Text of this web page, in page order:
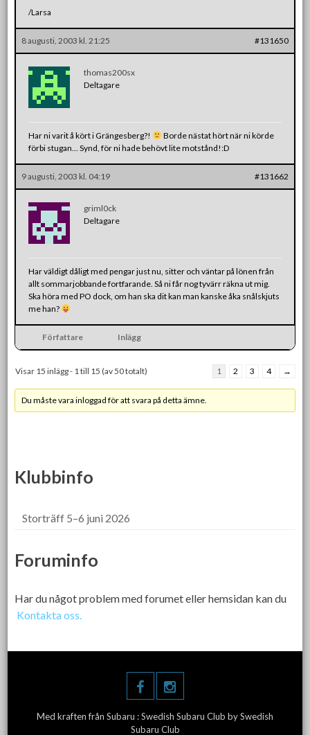
/Larsa
8 augusti, 2003 kl. 21:25 #131650
thomas200sx
Deltagare
Har ni varit å kört i Grängesberg?!
Borde nästat hört när ni körde
förbi stugan… Synd, för ni hade behövt lite motstånd!:D
9 augusti, 2003 kl. 04:19 #131662
griml0ck
Deltagare
Har väldigt dåligt med pengar just nu, sitter och väntar på lönen från
allt sommarjobbande fortfarande. Så ni får nog tyvärr räkna ut mig.
Ska höra med PO dock, om han ska dit kan man kanske åka snålskjuts
me han?
Författare Inlägg
Visar 15 inlägg - 1 till 15 (av 50 totalt) 1 2 3 4 →
Du måste vara inloggad för att svara på detta ämne.
Klubbinfo
Storträff 5–6 juni 2026
Foruminfo
Har du något problem med forumet eller hemsidan kan du
Kontakta oss.
Med kraften från Subaru :Swedish Subaru Club by Swedish
Subaru Club